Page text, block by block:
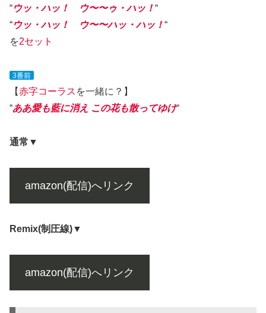
“ウッ・ハッ！ ウ〜〜ゥ・ハッ！“
“ウッ・ハッ！ ウ〜〜ハッ・ハッ ！“
を2セット
3番前
【赤字コーラス を一緒に？】
“ああ愛も藍に消え この花も散ってゆけ“
通常▼
amazon(配信)へリンク
Remix(制圧線)▼
amazon(配信)へリンク